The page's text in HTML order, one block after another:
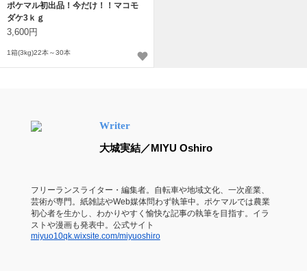
ポケマル初出品！今だけ！！マコモ
ダケ3ｋｇ
3,600円
1箱(3kg)22本～30本
Writer
大城実結／MIYU Oshiro
フリーランスライター・編集者。自転車や地域文化、一次産業、
芸術が専門。紙雑誌やWeb媒体問わず執筆中。ポケマルでは農業
初心者を生かし、わかりやすく愉快な記事の執筆を目指す。イラ
ストや漫画も発表中。公式サイト
miyuo10qk.wixsite.com/miyuoshiro